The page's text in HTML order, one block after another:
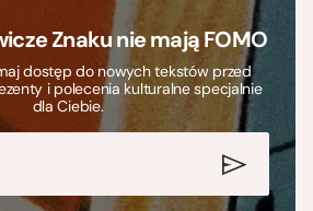
Znaku nie mają FOMO
dostęp do nowych tekstów przed
i polecenia kulturalne specjalnie
dla Ciebie.